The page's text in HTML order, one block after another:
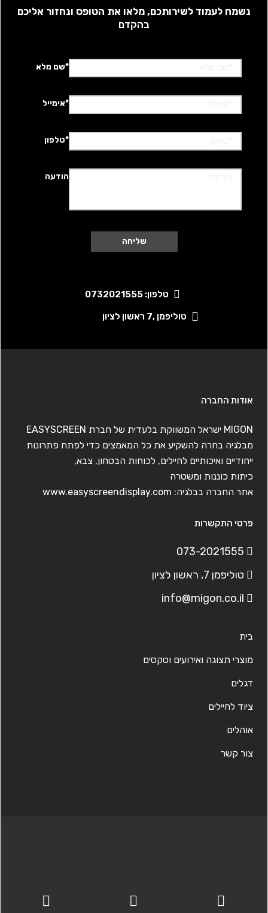
נשמח לעמוד לשירותכם, מלאו את הטופס ונחזור אליכם
בהקדם
*שם מלא
*אימייל
*טלפון
הודעה
טלפון: 0732021555
טוליפמן ,7 ראשון לציון
אודות החברה
MIGON ישראל המשווקת בלעדית של חברת EASYSCREEN
מבלגיה בחרה להשקיע את כל המאמצים כדי לפתח פתרונות
ייחודיים ואיכותיים לחיילים, לכוחות הבטחון, צבא,
כיתות כוננות ומשטרה
אתר החברה בבלגיה: www.easyscreendisplay.com
פרטי התקשרות
073-2021555
טוליפמן 7, ראשון לציון
info@migon.co.il
בית
מוצרי תצוגה ואירועים וטקסים
דגלים
ציוד לחיילים
אוהלים
צור קשר